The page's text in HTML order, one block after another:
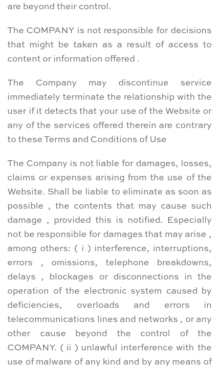
are beyond their control.
The COMPANY is not responsible for decisions
that might be taken as a result of access to
content or information offered .
The Company may discontinue service
immediately terminate the relationship with the
user if it detects that your use of the Website or
any of the services offered therein are contrary
to these Terms and Conditions of Use
The Company is not liable for damages, losses,
claims or expenses arising from the use of the
Website. Shall be liable to eliminate as soon as
possible , the contents that may cause such
damage , provided this is notified. Especially
not be responsible for damages that may arise ,
among others: ( i ) interference, interruptions,
errors , omissions, telephone breakdowns,
delays , blockages or disconnections in the
operation of the electronic system caused by
deficiencies, overloads and errors in
telecommunications lines and networks , or any
other cause beyond the control of the
COMPANY. ( ii ) unlawful interference with the
use of malware of any kind and by any means of